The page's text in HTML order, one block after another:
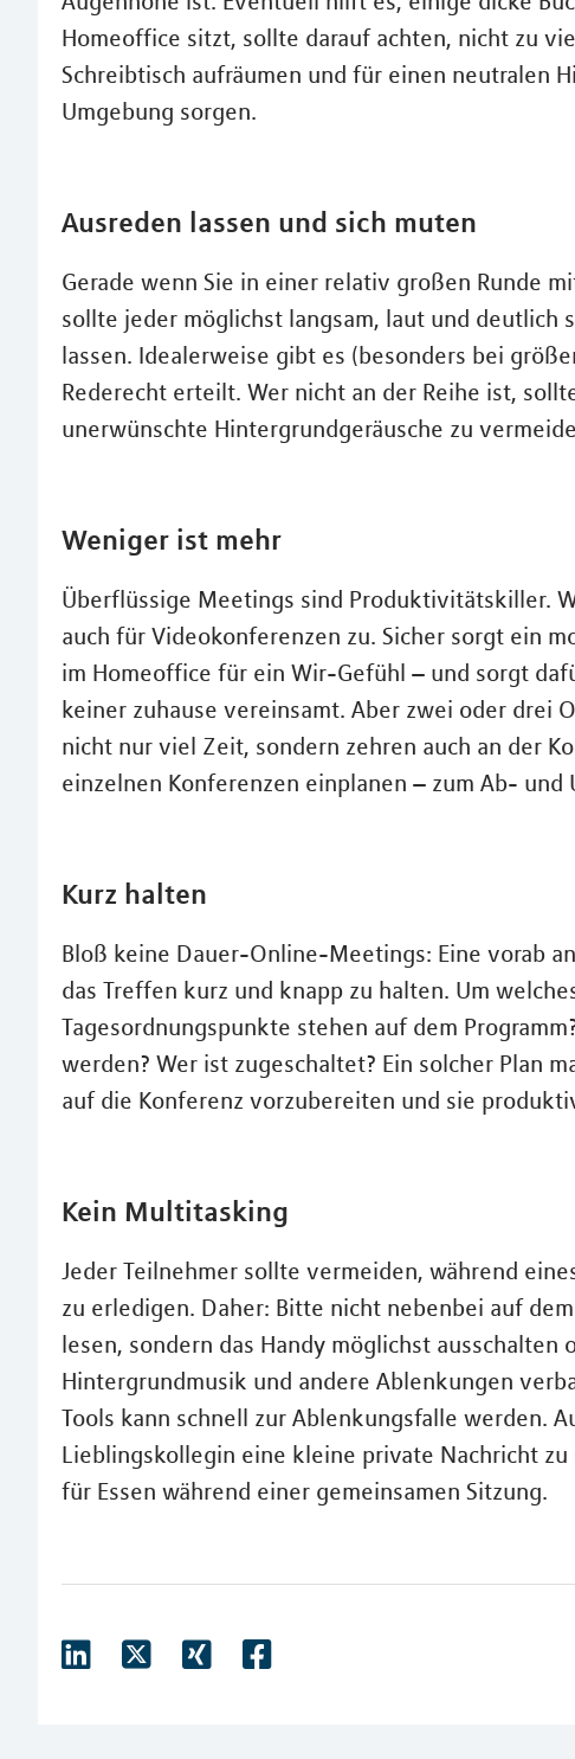
Homeoffice sitzt, sollte darauf achten, nicht zu
Schreibtisch aufräumen und für einen neutralen
Umgebung sorgen.
Ausreden lassen und sich muten
Gerade wenn Sie in einer relativ großen Runde
sollte jeder möglichst langsam, laut und deutlich
lassen. Idealerweise gibt es (besonders bei
Rederecht erteilt. Wer nicht an der Reihe ist,
unerwünschte Hintergrundgeräusche zu
Weniger ist mehr
Überflüssige Meetings sind Produktivitätskiller.
auch für Videokonferenzen zu. Sicher sorgt ein
im Homeoffice für ein Wir-Gefühl – und sorgt
keiner zuhause vereinsamt. Aber zwei oder drei
nicht nur viel Zeit, sondern zehren auch an der
einzelnen Konferenzen einplanen – zum Ab- und
Kurz halten
Bloß keine Dauer-Online-Meetings: Eine vorab
das Treffen kurz und knapp zu halten. Um
Tagesordnungspunkte stehen auf dem
werden? Wer ist zugeschaltet? Ein solcher Plan
auf die Konferenz vorzubereiten und sie
Kein Multitasking
Jeder Teilnehmer sollte vermeiden, während
zu erledigen. Daher: Bitte nicht nebenbei auf
lesen, sondern das Handy möglichst ausschalten
Hintergrundmusik und andere Ablenkungen
Tools kann schnell zur Ablenkungsfalle werden.
Lieblingskollegin eine kleine private Nachricht zu
für Essen während einer gemeinsamen Sitzung.